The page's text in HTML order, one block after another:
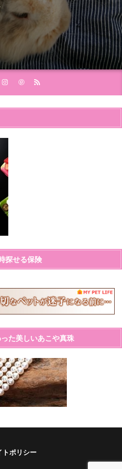
探せる保険
た美しいあこや真珠
トポリシー